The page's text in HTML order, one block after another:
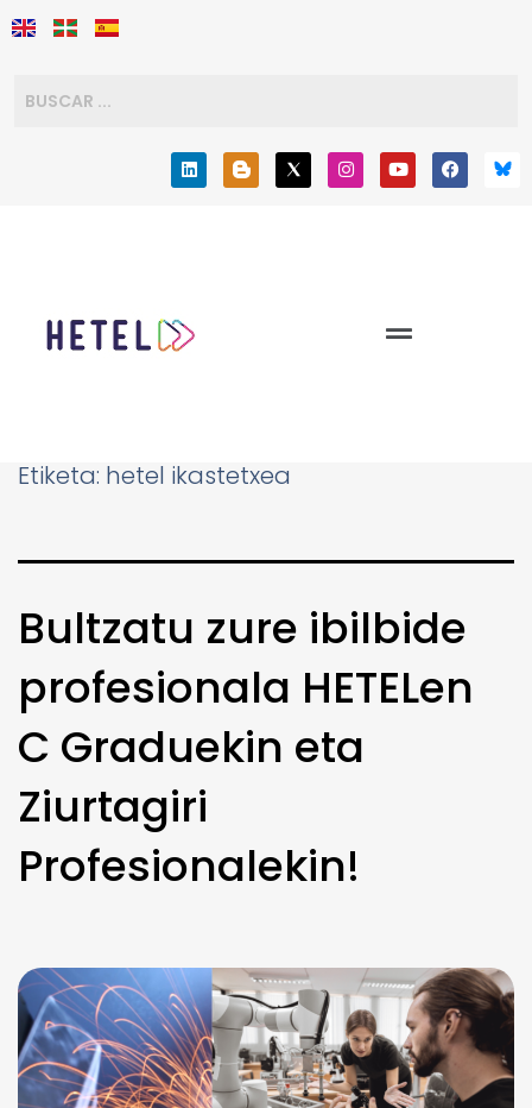
Etiketa: hetel ikastetxea
Bultzatu zure ibilbide
profesionala HETELen
C Graduekin eta
Ziurtagiri
Profesionalekin!